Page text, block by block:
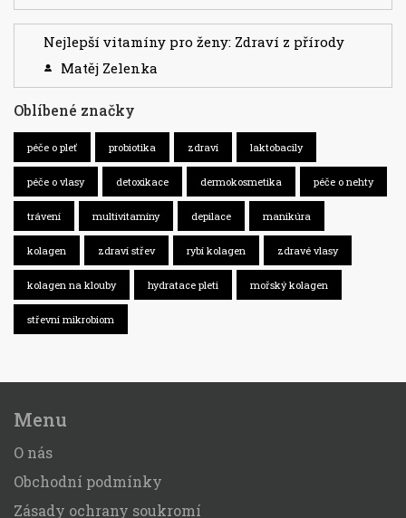
Nejlepší vitamíny pro ženy: Zdraví z přírody
Matěj Zelenka
Oblíbené značky
péče o pleť probiotika zdraví laktobacily
péče o vlasy detoxikace dermokosmetika péče o nehty
trávení multivitamíny depilace manikúra
kolagen zdraví střev rybí kolagen zdravé vlasy
kolagen na klouby hydratace pleti mořský kolagen
střevní mikrobiom
Menu
O nás
Obchodní podmínky
Zásady ochrany soukromí